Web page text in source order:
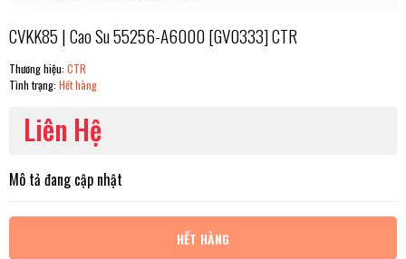
CVKK85 | Cao Su 55256-A6000 [GV0333] CTR
Thương hiệu: CTR
Tình trạng: Hết hàng
Liên Hệ
Mô tả đang cập nhật
HẾT HÀNG